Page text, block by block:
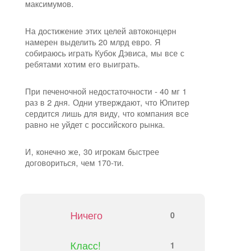
максимумов.
На достижение этих целей автоконцерн
намерен выделить 20 млрд евро. Я
собираюсь играть Кубок Дэвиса, мы все с
ребятами хотим его выиграть.
При печеночной недостаточности - 40 мг 1
раз в 2 дня. Одни утверждают, что Юпитер
сердится лишь для виду, что компания все
равно не уйдет с российского рынка.
И, конечно же, 30 игрокам быстрее
договориться, чем 170-ти.
Ничего 0
Класс! 1